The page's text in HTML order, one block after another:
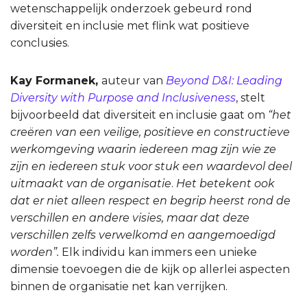
wetenschappelijk onderzoek gebeurd rond
diversiteit en inclusie met flink wat positieve
conclusies.
Kay Formanek, auteur van Beyond D&I: Leading
Diversity with Purpose and Inclusiveness, stelt
bijvoorbeeld dat diversiteit en inclusie gaat om “het
creëren van een veilige, positieve en constructieve
werkomgeving waarin iedereen mag zijn wie ze
zijn en iedereen stuk voor stuk een waardevol deel
uitmaakt van de organisatie. Het betekent ook
dat er niet alleen respect en begrip heerst rond de
verschillen en andere visies, maar dat deze
verschillen zelfs verwelkomd en aangemoedigd
worden”. Elk individu kan immers een unieke
dimensie toevoegen die de kijk op allerlei aspecten
binnen de organisatie net kan verrijken.